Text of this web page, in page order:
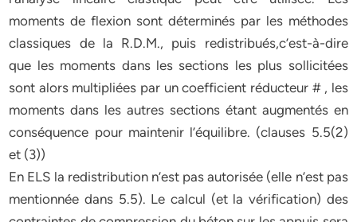
moments de flexion sont déterminés par les méthodes
classiques de la R.D.M., puis redistribués,c’est-à-dire
que les moments dans les sections les plus sollicitées
sont alors multipliées par un coefficient réducteur # , les
moments dans les autres sections étant augmentés en
conséquence pour maintenir l’équilibre. (clauses 5.5(2)
et (3))
En ELS la redistribution n’est pas autorisée (elle n’est pas
mentionnée dans 5.5). Le calcul (et la vérification) des